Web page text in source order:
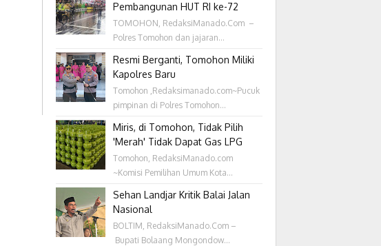
Pembangunan HUT RI ke-72
TOMOHON, RedaksiManado.Com –
Polres Tomohon dan jajaran...
Resmi Berganti, Tomohon Miliki
Kapolres Baru
Tomohon ,Redaksimanado.com~Pucuk
pimpinan di Polres Tomohon...
Miris, di Tomohon, Tidak Pilih
'Merah' Tidak Dapat Gas LPG
Tomohon, RedaksiManado.com
~Komisi Pemilihan Umum Kota...
Sehan Landjar Kritik Balai Jalan
Nasional
BOLTIM, RedaksiManado.Com –
Bupati Bolaang Mongondow...